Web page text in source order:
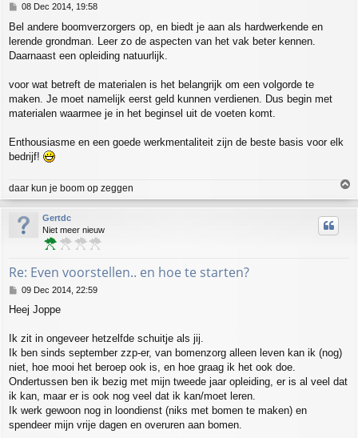
P
s
t
08 Dec 2014, 19:58
Bel andere boomverzorgers op, en biedt je aan als hardwerkende en
lerende grondman. Leer zo de aspecten van het vak beter kennen.
Daarnaast een opleiding natuurlijk.
voor wat betreft de materialen is het belangrijk om een volgorde te
maken. Je moet namelijk eerst geld kunnen verdienen. Dus begin met
materialen waarmee je in het beginsel uit de voeten komt.
Enthousiasme en een goede werkmentaliteit zijn de beste basis voor elk
bedrijf!
daar kun je boom op zeggen
o
p
Gertdc
Niet meer nieuw
Re: Even voorstellen.. en hoe te starten?
P
s
09 Dec 2014, 22:59
Heej Joppe
Ik zit in ongeveer hetzelfde schuitje als jij.
Ik ben sinds september zzp-er, van bomenzorg alleen leven kan ik (nog)
niet, hoe mooi het beroep ook is, en hoe graag ik het ook doe.
Ondertussen ben ik bezig met mijn tweede jaar opleiding, er is al veel dat
ik kan, maar er is ook nog veel dat ik kan/moet leren.
Ik werk gewoon nog in loondienst (niks met bomen te maken) en
spendeer mijn vrije dagen en overuren aan bomen.